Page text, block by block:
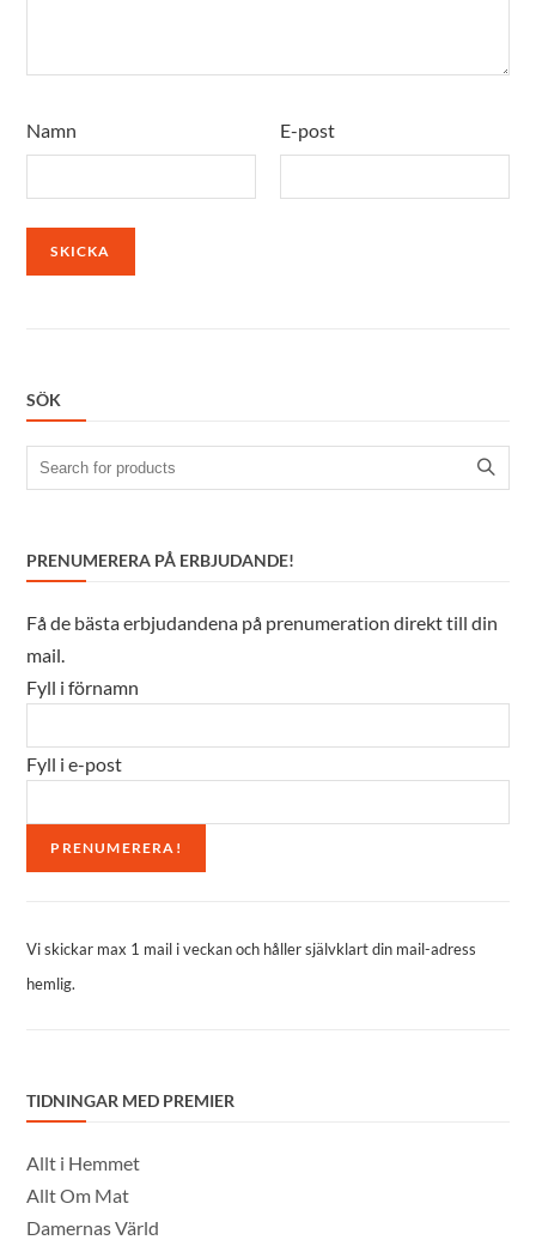
Namn E-post
SÖK
Search
for:
PRENUMERERA PÅ ERBJUDANDE!
Få de bästa erbjudandena på prenumeration direkt till din
mail.
Fyll i förnamn
Fyll i e-post
Vi skickar max 1 mail i veckan och håller självklart din mail-adress
hemlig.
TIDNINGAR MED PREMIER
Allt i Hemmet
Allt Om Mat
Damernas Värld